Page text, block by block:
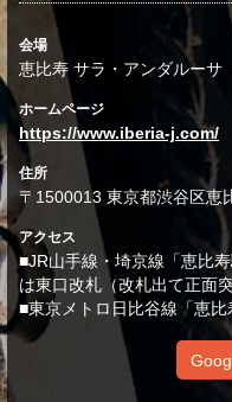
会場
恵比寿 サラ・アンダルーサ
ホームページ
https://www.iberia-j.com/
住所
〒1500013 東京都渋谷区
アクセス
■JR山手線・埼京線「恵比
は東口改札（改札出て正面
■東京メトロ日比谷線「恵